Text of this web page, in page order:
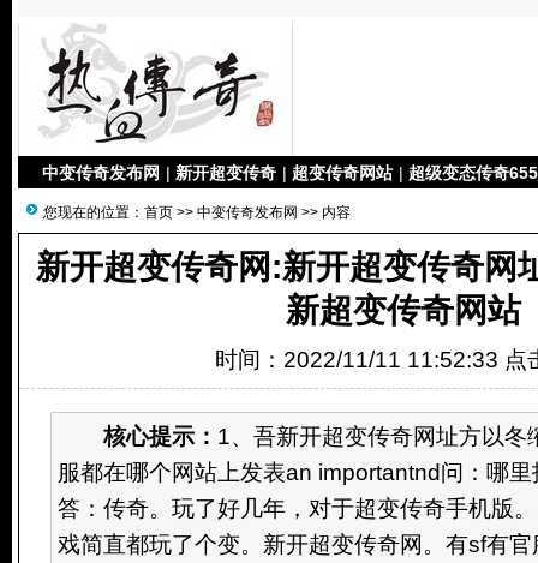
中变传奇发布网 | 新开超变传奇 | 超变传奇网站 | 超级变态传奇
您现在的位置： 首页 >> 中变传奇发布网 >> 内容
新开超变传奇网:新开超变传奇网
新超变传奇网站
时间：2022/11/11 11:52:33 点
核心提示： 1、吾新开超变传奇网址方以冬
服都在哪个网站上发表an importantnd问：哪
答：传奇。玩了好几年，对于超变传奇手机版
戏简直都玩了个变。新开超变传奇网。有sf有